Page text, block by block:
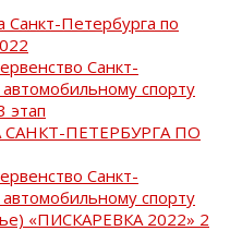
Санкт-Петербурга по
Санкт-
спорту
этап
САНКТ-ПЕТЕРБУРГА ПО
Санкт-
спорту
«ПИСКАРЕВКА 2022» 2